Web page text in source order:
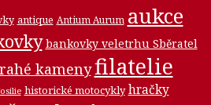
antique Antium Aurum aukce
bankovky veletrhu Sběratel
kamenyfilatelie
historické motocykly hračky